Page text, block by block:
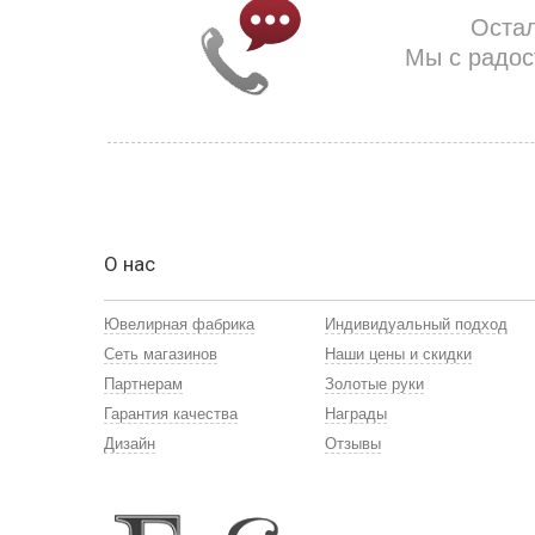
Мы с
О нас
Ювелирная фабрика
Сеть магазинов
Партнерам
Гарантия качества
Дизайн
Индивидуальный подход
Наши цены и скидки
Золотые руки
Награды
Отзывы